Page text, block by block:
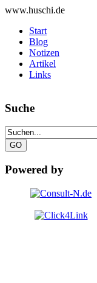
www.huschi.de
Start
Blog
Notizen
Artikel
Links
Suche
Powered by